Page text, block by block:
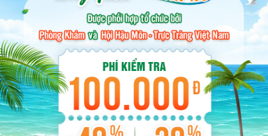
BỆNH HẬU MÔN
BỆNH XÃ HỘI